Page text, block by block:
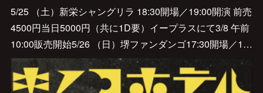
5/25 （土）新栄シャングリラ 18:30開場／19:00開演 前売
4500円当日5000円（共に1D要）イープラスにて3/8 午前
10:00販売開始5/26 （日）堺ファンダンゴ17:30開場／1…